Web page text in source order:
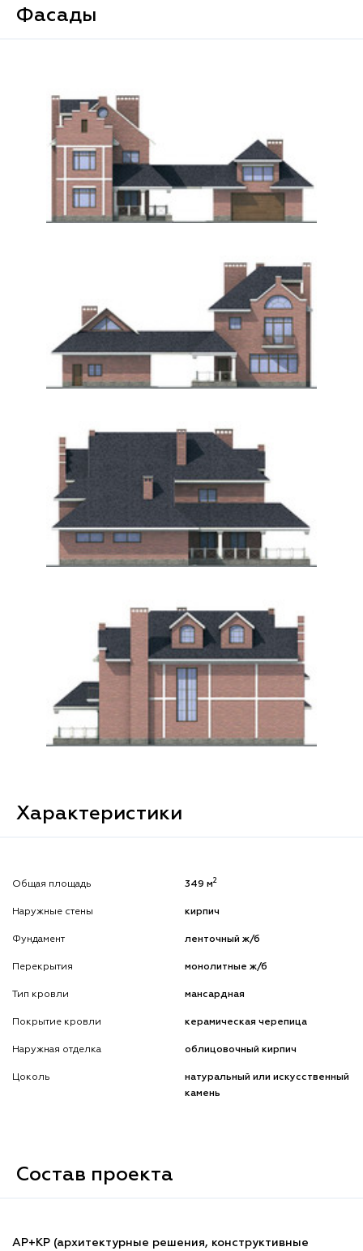
Фасады
Характеристики
Общая площадь 349 м2
Наружные стены кирпич
Фундамент ленточный ж/б
Перекрытия монолитные ж/б
Тип кровли мансардная
Покрытие кровли керамическая черепица
Наружная отделка облицовочный кирпич
Цоколь
натуральный или искусственный
камень
Состав проекта
АР+КР (архитектурные решения, конструктивные